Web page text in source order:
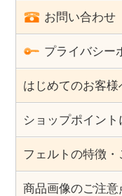
お問い合わせ
プライバシー
はじめてのお客様
ショップポイント
フェルトの特徴・
商品画像のご注意